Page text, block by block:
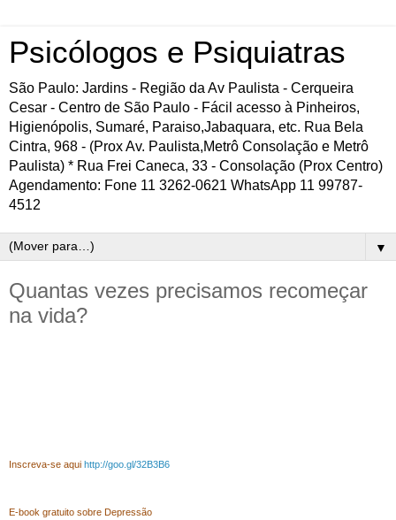
Psicólogos e Psiquiatras
São Paulo: Jardins - Região da Av Paulista - Cerqueira
Cesar - Centro de São Paulo - Fácil acesso à Pinheiros,
Higienópolis, Sumaré, Paraiso,Jabaquara, etc. Rua Bela
Cintra, 968 - (Prox Av. Paulista,Metrô Consolação e Metrô
Paulista) * Rua Frei Caneca, 33 - Consolação (Prox Centro)
Agendamento: Fone 11 3262-0621 WhatsApp 11 99787-
4512
▼
Quantas vezes precisamos recomeçar
na vida?
Inscreva-se aqui http://goo.gl/32B3B6
E-book gratuito sobre Depressão